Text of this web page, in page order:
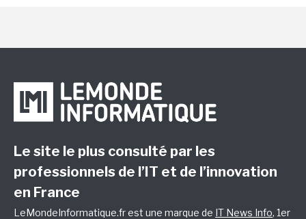
Le site le plus consulté par les
professionnels de l’IT et de l’innovation
en France
LeMondeInformatique.fr est une marque de IT News Info, 1er